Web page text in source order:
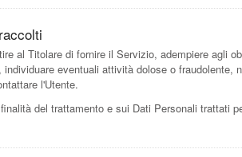
al Titolare di fornire il Servizio, adempiere agli
eventuali attività dolose o
l'Utente.
del trattamento e sui Dati Personali trattati